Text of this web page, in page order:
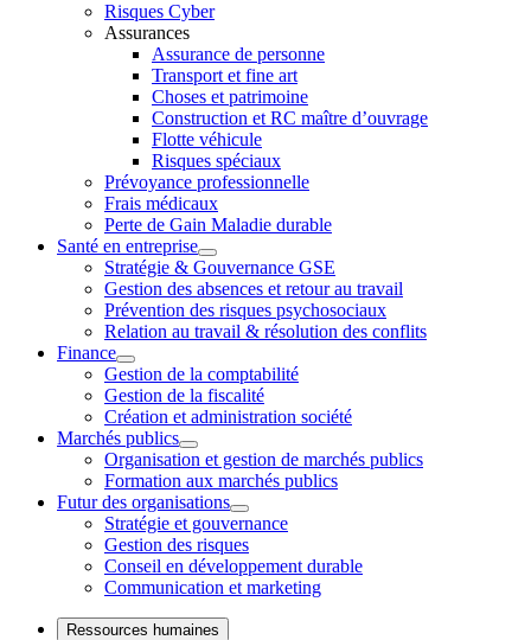
Risques Cyber
Assurances
Assurance de personne
Transport et fine art
Choses et patrimoine
Construction et RC maître d’ouvrage
Flotte véhicule
Risques spéciaux
Prévoyance professionnelle
Frais médicaux
Perte de Gain Maladie durable
Santé en entreprise
Stratégie & Gouvernance GSE
Gestion des absences et retour au travail
Prévention des risques psychosociaux
Relation au travail & résolution des conflits
Finance
Gestion de la comptabilité
Gestion de la fiscalité
Création et administration société
Marchés publics
Organisation et gestion de marchés publics
Formation aux marchés publics
Futur des organisations
Stratégie et gouvernance
Gestion des risques
Conseil en développement durable
Communication et marketing
Ressources humaines